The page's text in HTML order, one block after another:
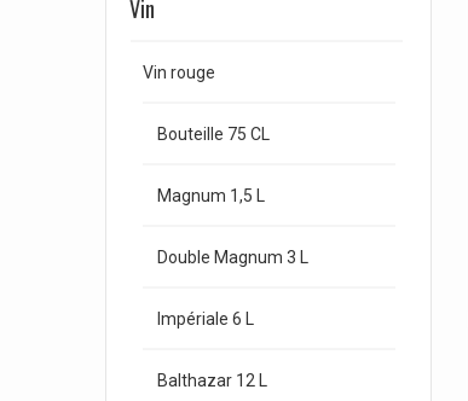
Vin
Vin rouge
Bouteille 75 CL
Magnum 1,5 L
Double Magnum 3 L
Impériale 6 L
Balthazar 12 L